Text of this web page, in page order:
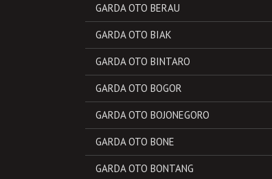
GARDA OTO BERAU
GARDA OTO BIAK
GARDA OTO BINTARO
GARDA OTO BOGOR
GARDA OTO BOJONEGORO
GARDA OTO BONE
GARDA OTO BONTANG